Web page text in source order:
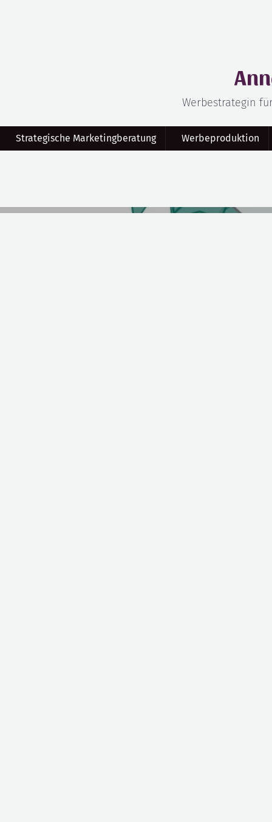
Werbestrategin
Strategische Marketingberatung Werbeproduktion